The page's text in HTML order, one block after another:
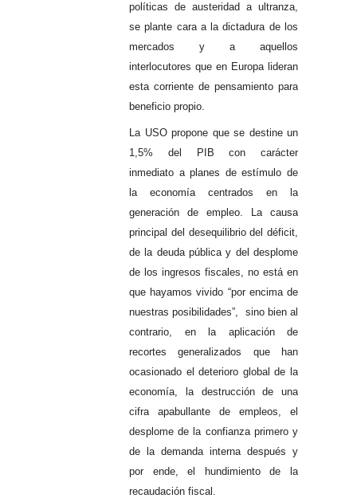
políticas de austeridad a ultranza,
se plante cara a la dictadura de los
mercados y a aquellos
interlocutores que en Europa lideran
esta corriente de pensamiento para
beneficio propio.
La USO propone que se destine un
1,5% del PIB con carácter
inmediato a planes de estímulo de
la economía centrados en la
generación de empleo. La causa
principal del desequilibrio del déficit,
de la deuda pública y del desplome
de los ingresos fiscales, no está en
que hayamos vivido “por encima de
nuestras posibilidades”, sino bien al
contrario, en la aplicación de
recortes generalizados que han
ocasionado el deterioro global de la
economía, la destrucción de una
cifra apabullante de empleos, el
desplome de la confianza primero y
de la demanda interna después y
por ende, el hundimiento de la
recaudación fiscal.